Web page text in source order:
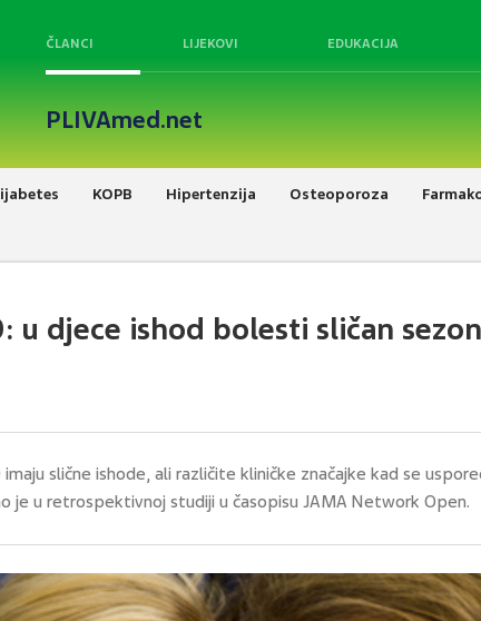
ČLANCI LIJEKOVI EDUKACIJA
PLIVAmed.net
KOPB Hipertenzija Osteoporoza
u djece ishod bolesti sličan
imaju slične ishode, ali različite kliničke značajke kad se
je u retrospektivnoj studiji u časopisu JAMA Network Open.